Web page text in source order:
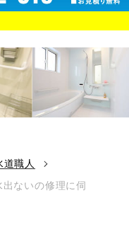
職人
ないの修理に伺